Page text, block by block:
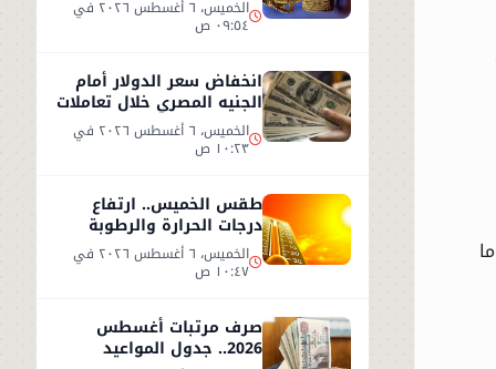
المستوى الخميس، ٦ أغسطس ٢٠٢٦ في
٠٩:٥٤ ص
انخفاض سعر الدولار أمام
الجنيه المصري خلال تعاملات
الخميس 6 أغسطس 2026 الخميس، ٦ أغسطس ٢٠٢٦ في
١٠:٢٣ ص
طقس الخميس.. ارتفاع
درجات الحرارة والرطوبة
يزيدان الإحساس بالحر الخميس، ٦ أغسطس ٢٠٢٦ في
١٠:٤٧ ص
صرف مرتبات أغسطس
2026.. جدول المواعيد